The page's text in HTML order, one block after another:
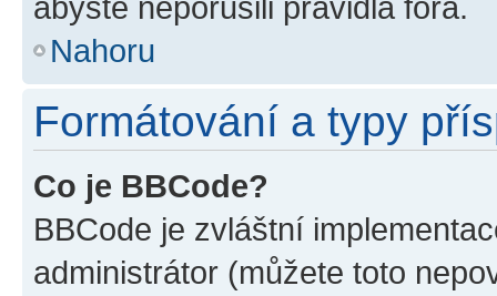
Nahoru
Formátování a typy
Co je BBCode?
BBCode je zvláštní
administrátor (můžete toto